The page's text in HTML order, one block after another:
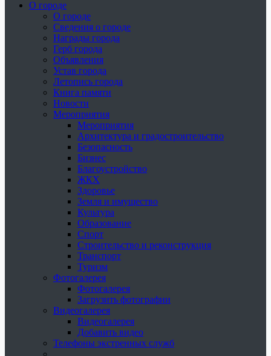
О городе
О городе
Сведения о городе
Награды города
Герб города
Объявления
Устав города
Летопись города
Книга памяти
Новости
Мероприятия
Мероприятия
Архитектура и градостроительство
Безопасность
Бизнес
Благоустройство
ЖКХ
Здоровье
Земля и имущество
Культура
Образование
Спорт
Строительство и реконструкция
Транспорт
Туризм
Фотогалерея
Фотогалерея
Загрузить фотографии
Видеогалерея
Видеогалерея
Добавить видео
Телефоны экстренных служб